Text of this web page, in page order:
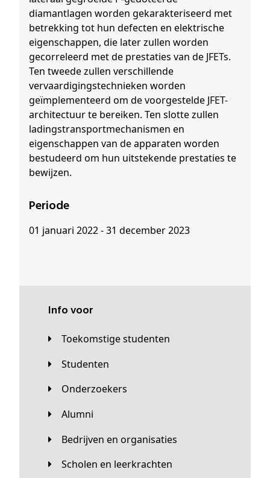
diamantlagen worden gekarakteriseerd met
betrekking tot hun defecten en elektrische
eigenschappen, die later zullen worden
gecorreleerd met de prestaties van de JFETs.
Ten tweede zullen verschillende
vervaardigingstechnieken worden
geïmplementeerd om de voorgestelde JFET-
architectuur te bereiken. Ten slotte zullen
ladingstransportmechanismen en
eigenschappen van de apparaten worden
bestudeerd om hun uitstekende prestaties te
bewijzen.
Periode
01 januari 2022 - 31 december 2023
Info voor
Toekomstige studenten
Studenten
Onderzoekers
Alumni
Bedrijven en organisaties
Scholen en leerkrachten